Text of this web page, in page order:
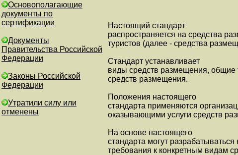
Основополагающие
документы по
сертификации
Документы
Правительства Российской
Федерации
Законы Российской
Федерации
Утратили силу или
отменены
Настоящий стандарт
распространяется на средства
туристов (далее - средства
Стандарт устанавливает
виды средств размещения, общие
средств размещения.
Положения настоящего
стандарта применяются
оказывающими услуги средств
На основе настоящего
стандарта могут
требования к конкретным видам